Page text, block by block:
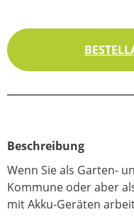
Beschreibung
Wenn Sie als Garten-
Kommune oder aber
mit Akku-Geräten